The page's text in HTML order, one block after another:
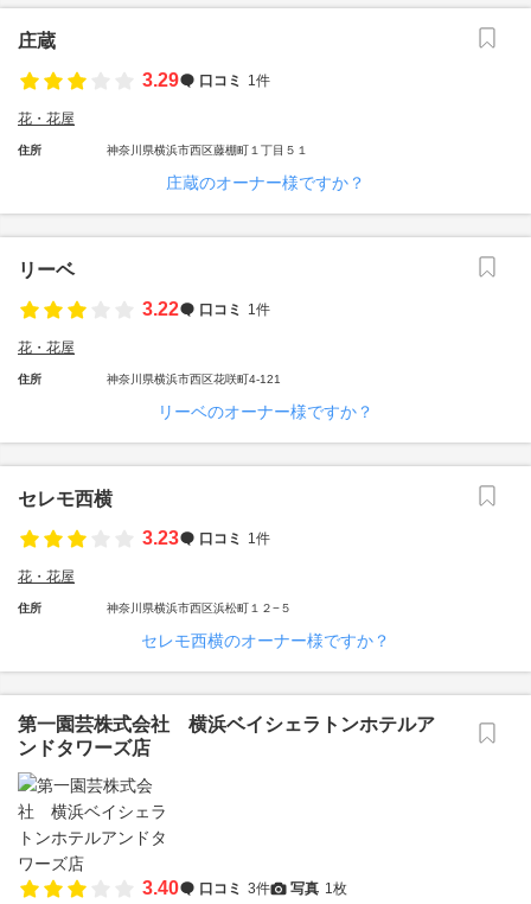
庄蔵
3.29
口コミ 1件
花・花屋
住所 神奈川県横浜市西区藤棚町１丁目５１
庄蔵のオーナー様ですか？
リーベ
3.22
口コミ 1件
花・花屋
住所 神奈川県横浜市西区花咲町4-121
リーベのオーナー様ですか？
セレモ西横
3.23
口コミ 1件
花・花屋
住所 神奈川県横浜市西区浜松町１２−５
セレモ西横のオーナー様ですか？
第一園芸株式会社 横浜ベイシェラトンホテルア
ンドタワーズ店
3.40 口コミ 3件 写真 1枚